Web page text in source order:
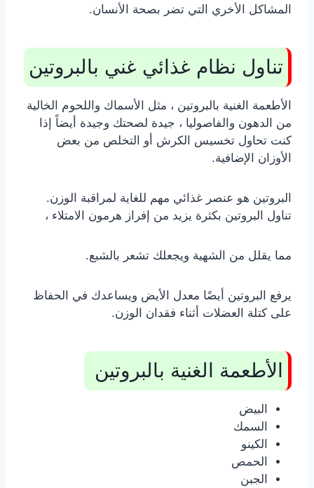
المشاكل الأخري التي تضر بصحة الأنسان.
تناول نظام غذائي غني بالبروتين
الأطعمة الغنية بالبروتين ، مثل الأسماك واللحوم الخالية
من الدهون والفاصوليا ، جيدة لصحتك وجيدة أيضاً إذا
كنت تحاول تخسيس الكرش أو التخلص من بعض
الأوزان الإضافية.
البروتين هو عنصر غذائي مهم للغاية لمراقبة الوزن.
تناول البروتين بكثرة يزيد من إفراز هرمون الامتلاء ،
مما يقلل من الشهية ويجعلك تشعر بالشبع.
يرفع البروتين أيضًا معدل الأيض ويساعدك في الحفاظ
على كتلة العضلات أثناء فقدان الوزن.
الأطعمة الغنية بالبروتين
البيض
السمك
الكينو
الحمص
الجبن